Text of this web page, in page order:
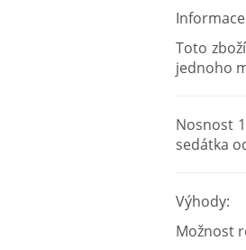
Toto
jednoho
Nosnost
sedátka
Výhody:
Možnost